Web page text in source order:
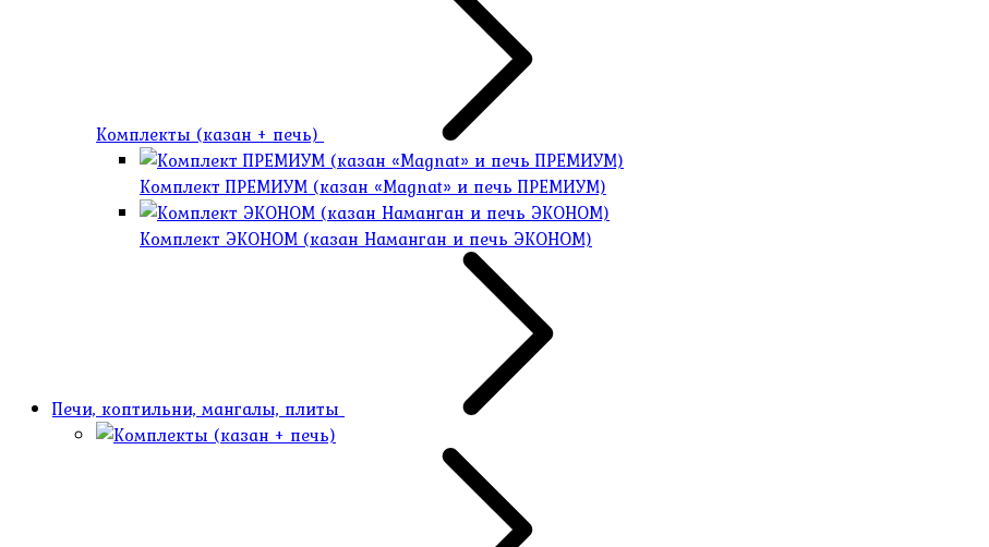
Комплекты (казан + печь)
Комплект ПРЕМИУМ (казан «Magnat» и печь ПРЕМИУМ)
Комплект ЭКОНОМ (казан Наманган и печь ЭКОНОМ)
Печи, коптильни, мангалы, плиты